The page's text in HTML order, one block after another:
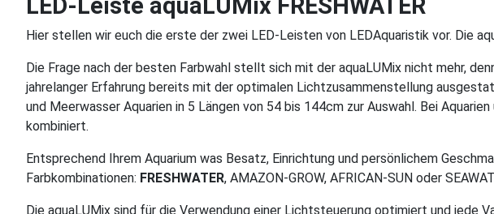
LED-Leiste aquaLUMix FRESHWATER
Hier stellen wir euch die erste der zwei LED-Leisten von LEDAquaristik vor. Die
Die Frage nach der besten Farbwahl stellt sich mit der aquaLUMix nicht mehr,
jahrelanger Erfahrung bereits mit der optimalen Lichtzusammenstellung
und Meerwasser Aquarien in 5 Längen von 54 bis 144cm zur Auswahl. Bei
kombiniert.
Entsprechend Ihrem Aquarium was Besatz, Einrichtung und persönlichem
Farbkombinationen: FRESHWATER, AMAZON-GROW, AFRICAN-SUN oder
Die aquaLUMix sind für die Verwendung einer Lichtsteuerung optimiert und jede